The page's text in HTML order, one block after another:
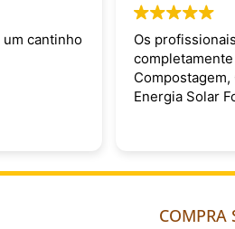
dominam
sobre
de água da chuva e
Eu recomendo.
A
COMPRA